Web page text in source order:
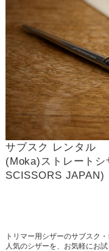
サブスク レンタル
(Moka)ストレート
SCISSORS JAPAN)
トリマー用シザーのサブスク・
人気のシザーを、お気軽にお試